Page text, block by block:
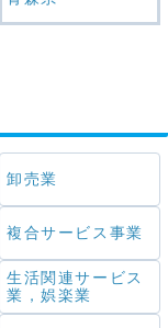
卸売業
複合サービス事業
生活関連サービス
業，娯楽業